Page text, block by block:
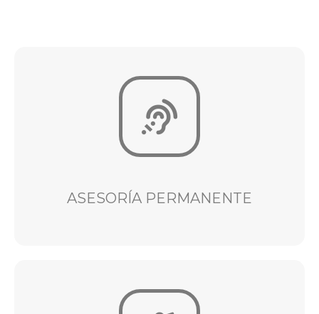
ASESORÍA PERMANENTE
ASESORÍA PERMANENTE
Conciliaciones, Tutelas
VER